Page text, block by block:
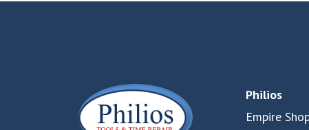
Philios
Empire